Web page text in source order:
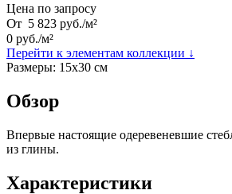
Цена по запросу
От 5 823 руб./м²
0 руб./м²
Перейти к элементам коллекции ↓
Размеры: 15х30 см
Обзор
Впервые настоящие одеревеневшие
из глины.
Характеристики